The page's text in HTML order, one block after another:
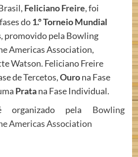
Feliciano Freire, foi
do1.º Torneio Mundial
, promovido pela Bowling
Americas Association,
Watson. Feliciano Freire
de Tercetos,Ourona Fase
Pratana Fase Individual.
organizado pela Bowling
Americas Association